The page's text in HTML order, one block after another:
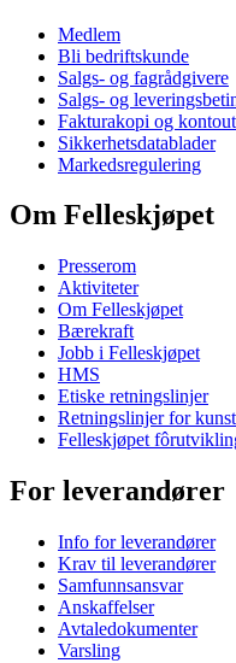
Medlem
Bli bedriftskunde
Salgs- og fagrådgivere
Salgs- og
Fakturakopi og
Sikkerhetsdatablader
Markedsregulering
Om Felleskjøpet
Presserom
Aktiviteter
Om Felleskjøpet
Bærekraft
Jobb i Felleskjøpet
HMS
Etiske retningslinjer
Retningslinjer for
Felleskjøpet
For leverandører
Info for leverandører
Krav til leverandører
Samfunnsansvar
Anskaffelser
Avtaledokumenter
Varsling